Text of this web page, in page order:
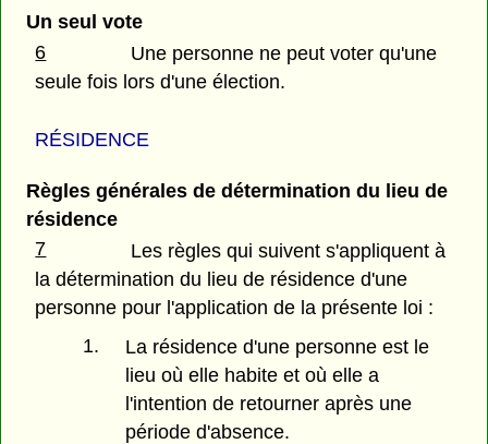
Un seul vote
6
Une personne ne peut voter qu'une
seule fois lors d'une élection.
RÉSIDENCE
Règles générales de détermination du lieu de
résidence
7
Les règles qui suivent s'appliquent à
la détermination du lieu de résidence d'une
personne pour l'application de la présente loi :
1.
La résidence d'une personne est le
lieu où elle habite et où elle a
l'intention de retourner après une
période d'absence.